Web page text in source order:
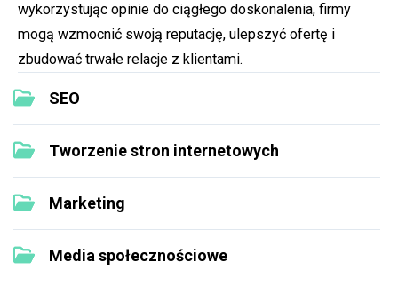
SEO
Tworzenie stron internetowych
Marketing
Media społecznościowe
wykorzystując opinie do ciągłego doskonalenia, firmy
mogą wzmocnić swoją reputację, ulepszyć ofertę i
zbudować trwałe relacje z klientami.